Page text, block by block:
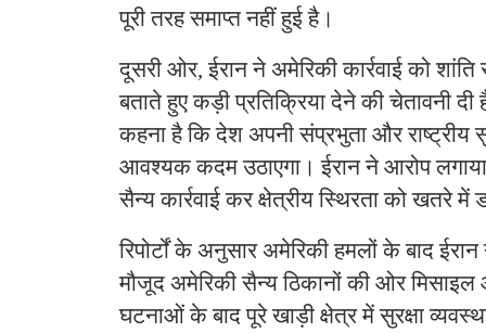
पूरी तरह समाप्त नहीं हुई है।
दूसरी ओर, ईरान ने अमेरिकी कार्रवाई को
बताते हुए कड़ी प्रतिक्रिया देने की चेतावनी
कहना है कि देश अपनी संप्रभुता और राष्ट्रीय
आवश्यक कदम उठाएगा। ईरान ने आरोप
सैन्य कार्रवाई कर क्षेत्रीय स्थिरता को खतरे में
रिपोर्टों के अनुसार अमेरिकी हमलों के बाद
मौजूद अमेरिकी सैन्य ठिकानों की ओर
घटनाओं के बाद पूरे खाड़ी क्षेत्र में सुरक्षा